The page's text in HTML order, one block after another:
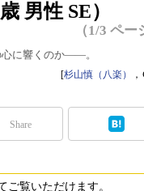
男性 SE）
（1/3 ペー
心に響くのか――。
[杉山慎（八楽） ，
Share
ご覧いただけます。